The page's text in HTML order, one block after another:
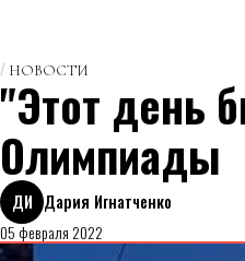
НОВОСТИ
"Этот день
Олимпиады
ДИ Дария Игнатченко
05 февраля 2022